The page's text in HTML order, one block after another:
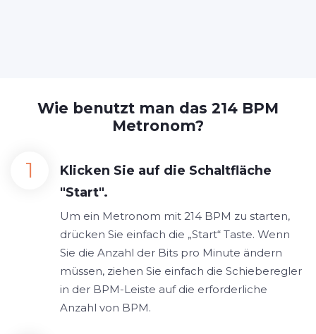
Wie benutzt man das 214 BPM
Metronom?
Klicken Sie auf die Schaltfläche
"Start".
Um ein Metronom mit 214 BPM zu starten,
drücken Sie einfach die „Start“ Taste. Wenn
Sie die Anzahl der Bits pro Minute ändern
müssen, ziehen Sie einfach die Schieberegler
in der BPM-Leiste auf die erforderliche
Anzahl von BPM.